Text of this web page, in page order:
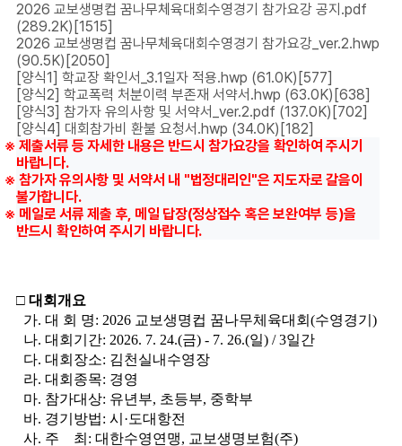
2026 교보생명컵 꿈나무체육대회수영경기 참가요강 공지.pdf
(289.2K) [1515]
2026 교보생명컵 꿈나무체육대회수영경기 참가요강_ver.2.hwp
(90.5K) [2050]
[양식1] 학교장 확인서_3.1일자 적용.hwp (61.0K) [577]
[양식2] 학교폭력 처분이력 부존재 서약서.hwp (63.0K) [638]
[양식3] 참가자 유의사항 및 서약서_ver.2.pdf (137.0K) [702]
[양식4] 대회참가비 환불 요청서.hwp (34.0K) [182]
제출서류 등 자세한 내용은 반드시 참가요강을 확인하여 주시기
바랍니다.
참가자 유의사항 및 서약서 내 "법정대리인"은 지도자로 갈음이
불가합니다.
메일로 서류 제출 후, 메일 답장(정상접수 혹은 보완여부 등)을
반드시 확인하여 주시기 바랍니다.
□ 대회개요
가. 대 회 명: 2026 교보생명컵 꿈나무체육대회(수영경기)
나. 대회기간: 2026. 7. 24.(금) - 7. 26.(일) / 3일간
다. 대회장소: 김천실내수영장
라. 대회종목: 경영
마. 참가대상: 유년부, 초등부, 중학부
바. 경기방법: 시·도대항전
사. 주 최: 대한수영연맹, 교보생명보험(주)